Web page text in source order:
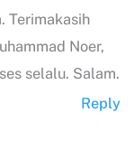
Terimakasih
Noer,
selalu. Salam.
Reply